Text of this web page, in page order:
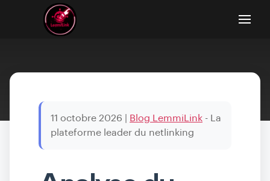
11 octobre 2026 Blog LemmiLink - La
plateforme leader du netlinking